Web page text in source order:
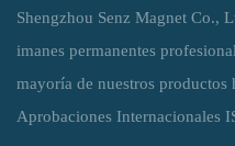
Shengzhou Senz Magnet Co.,
imanes permanentes
mayoría de nuestros productos
Aprobaciones Internacionales